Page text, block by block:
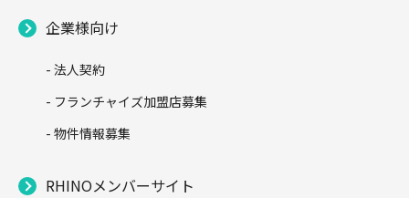
企業様向け
- 法人契約
- フランチャイズ加盟店募集
- 物件情報募集
RHINOメンバーサイト